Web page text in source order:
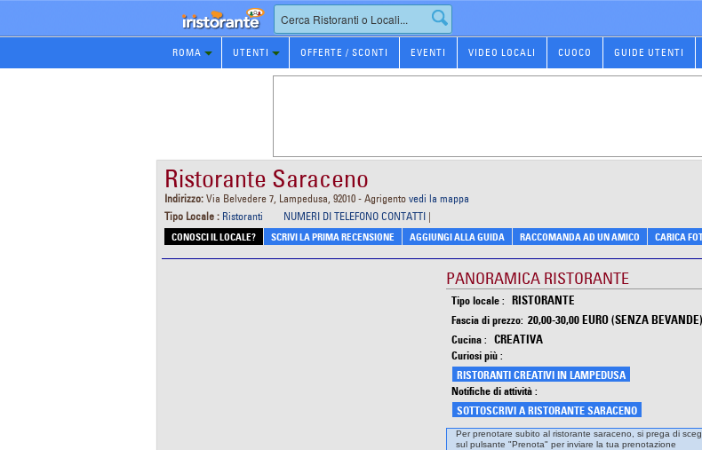
Prenotazione
Ristorante
ROMA UTENTI OFFERTE / SCONTI EVENTI VIDEO LOCALI CUOCO GUIDE UTENTI
Ristorante Saraceno
Indirizzo: Via Belvedere 7, Lampedusa, 92010 - Agrigento vedi la mappa
Tipo Locale : Ristoranti NUMERI DI TELEFONO CONTATTI |
CONOSCI IL LOCALE? SCRIVI LA PRIMA RECENSIONE AGGIUNGI ALLA GUIDA RACCOMANDA AD UN AMICO CARICA
PANORAMICA RISTORANTE
Tipo locale : RISTORANTE
Fascia di prezzo: 20,00-30,00 EURO (SENZA BEVANDE)
Cucina : CREATIVA
Curiosi più :
RISTORANTI CREATIVI IN LAMPEDUSA
Notifiche di attività :
SOTTOSCRIVI A RISTORANTE SARACENO
Per prenotare subito al ristorante saraceno, si prega di
sul pulsante "Prenota" per inviare la tua prenotazione